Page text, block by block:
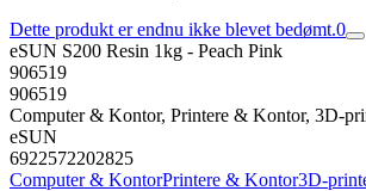
Dette produkt er endnu ikke blevet bedømt.0
eSUN S200 Resin 1kg - Peach Pink
906519
906519
Computer & Kontor, Printere & Kontor, 3D-
eSUN
6922572202825
Computer & KontorPrintere & Kontor3D-